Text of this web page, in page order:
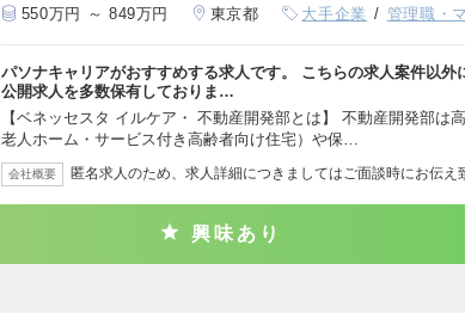
550万円 ～ 849万円 東京都 大手企業 管理職・
パソナキャリアがおすすめする求人です。 こちらの求人案件以外
公開求人を多数保有しておりま…
【ベネッセスタ イルケア・ 不動産開発部とは】 不動産開発部は
老人ホーム・サービス付き高齢者向け住宅）や保…
会社概要 匿名求人のため、求人詳細につきましてはご面談時にお伝え
興味あり